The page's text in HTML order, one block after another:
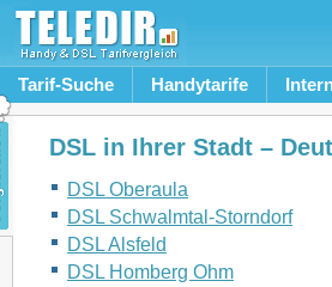
Tarif-Suche Handytarife
DSL in Ihrer Stadt –
DSL Oberaula
DSL Schwalmtal-Storndorf
DSL Alsfeld
DSL Homberg Ohm